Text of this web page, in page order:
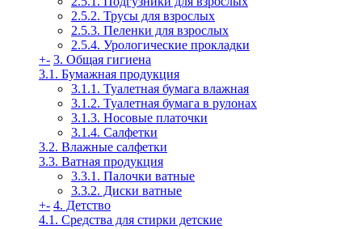
2.5.2. Трусы для взрослых
2.5.3. Пеленки для взрослых
2.5.4. Урологические прокладки
+- 3. Общая гигиена
3.1. Бумажная продукция
3.1.1. Туалетная бумага влажная
3.1.2. Туалетная бумага в рулонах
3.1.3. Носовые платочки
3.1.4. Салфетки
3.2. Влажные салфетки
3.3. Ватная продукция
3.3.1. Палочки ватные
3.3.2. Диски ватные
+- 4. Детство
4.1. Средства для стирки детские